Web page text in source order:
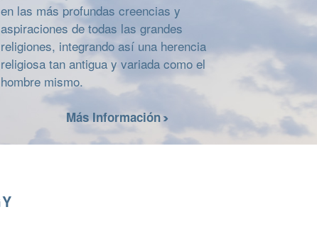
en las más profundas creencias y
aspiraciones de todas las grandes
religiones, integrando así una herencia
religiosa tan antigua y variada como el
hombre mismo.
Más Información